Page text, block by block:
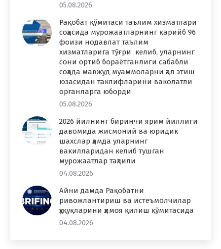
05.08.2026
Рақобат қўмитаси таълим хизматлари
соҳасида мурожаатларнинг қарийб 96
фоизи нодавлат таълим
хизматларига тўғри келиб, уларнинг
сони ортиб бораётганлиги сабабли
соҳада мавжуд муаммоларни ҳал этиш
юзасидан таклифларини ваколатли
органларга юборди
05.08.2026
2026 йилнинг биринчи ярим йиллиги
давомида жисмоний ва юридик
шахслар ҳамда уларнинг
вакилларидан келиб тушган
мурожаатлар таҳлили
04.08.2026
Айни дамда Рақобатни
ривожлантириш ва истеъмолчилар
ҳуқуқларини ҳимоя қилиш қўмитасида
04.08.2026